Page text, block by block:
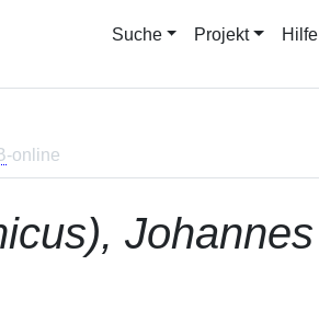
Suche Projekt Hilfe
-online
Johannes